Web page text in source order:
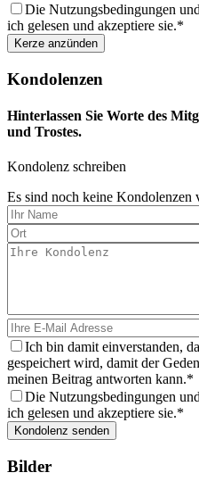
Die Nutzungsbedingungen
ich gelesen und akzeptiere sie.
Kondolenzen
Hinterlassen Sie Worte des
und Trostes.
Kondolenz schreiben
Es sind noch keine Kondolenzen
Ich bin damit einverstanden,
gespeichert wird, damit der
meinen Beitrag antworten kann.
Die Nutzungsbedingungen
ich gelesen und akzeptiere sie.
Bilder